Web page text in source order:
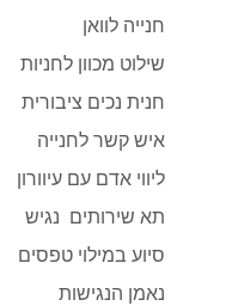
חנייה לוואן
שילוט מכוון לחניות
חנית נכים ציבורית
איש קשר לחנייה
ליווי אדם עם עיוורון
תא שירותים נגיש
סיוע במילוי טפסים
נאמן הנגישות